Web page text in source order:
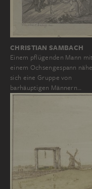
CHRISTIAN SAMBACH
Einem pflügenden Mann mit
einem Ochsengespann
sich eine Gruppe von
barhäuptigen Männern…